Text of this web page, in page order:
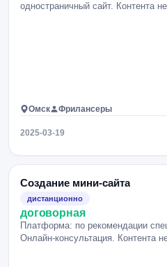
одностраничный сайт. Контента
Омск Фрилансеры
2025-03-19
Создание мини-сайта
дистанционно
договорная
Платформа: по рекомендации
Онлайн-консультация. Контента